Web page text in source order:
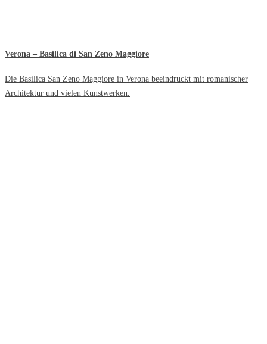
Verona – Basilica di San Zeno Maggiore
Die Basilica San Zeno Maggiore in Verona beeindruckt mit romanischer
Architektur und vielen Kunstwerken.